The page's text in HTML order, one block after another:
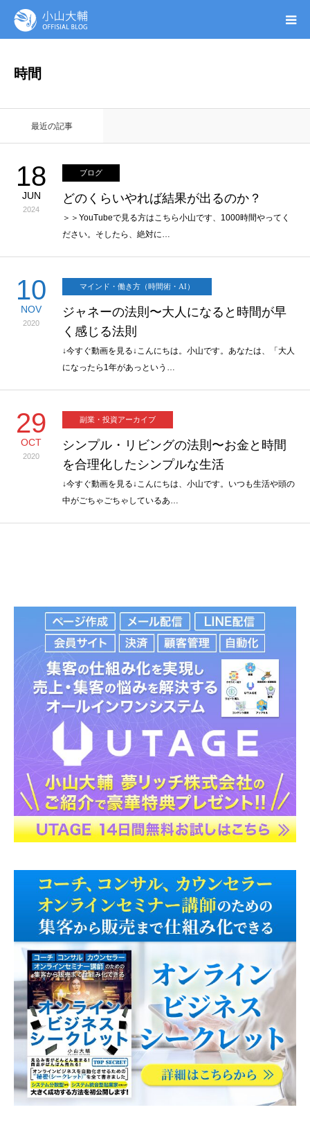
時間
最近の記事
18
JUN
2024
ブログ
どのくらいやれば結果が出るのか？
＞＞YouTubeで見る方はこちら小山です、1000時間やってく
ださい。そしたら、絶対に…
10
NOV
2020
マインド・働き方（時間術・AI）
ジャネーの法則〜大人になると時間が早
く感じる法則
↓今すぐ動画を見る↓こんにちは。小山です。あなたは、「大人
になったら1年があっという…
29
OCT
2020
副業・投資アーカイブ
シンプル・リビングの法則〜お金と時間
を合理化したシンプルな生活
↓今すぐ動画を見る↓こんにちは、小山です。いつも生活や頭の
中がごちゃごちゃしているあ…
無料ガイドブック
オンシク本
プロフィール